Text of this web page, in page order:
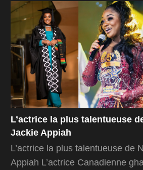
L’actrice la plus talentueuse
Jackie Appiah
L’actrice la plus talentueuse de
Appiah L’actrice Canadienne